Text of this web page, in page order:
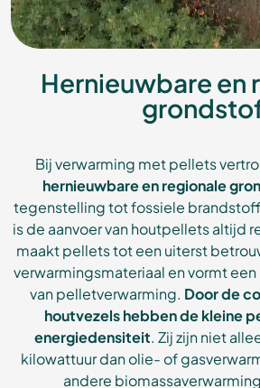
Hernieuwbare en
Bij verwarming met pellets
hernieuwbare en regionale
tegenstelling tot fossiele
is de aanvoer van houtpellets altijd
maakt pellets tot een uiterst
verwarmingsmateriaal en vormt
van pelletverwarming. Door de
houtvezels hebben de kleine
energiedensiteit. Zij zijn niet
kilowattuur dan olie- of
andere